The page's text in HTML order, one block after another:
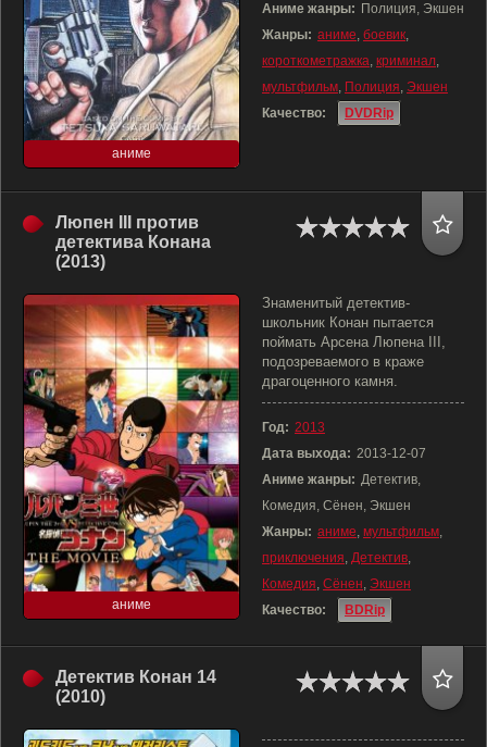
аниме
Аниме жанры: Полиция, Экшен
Жанры: аниме, боевик,
короткометражка, криминал,
мультфильм, Полиция, Экшен
Качество:
DVDRip
Люпен III против
детектива Конана
(2013)
аниме
Знаменитый детектив-
школьник Конан пытается
поймать Арсена Люпена III,
подозреваемого в краже
драгоценного камня.
Год: 2013
Дата выхода: 2013-12-07
Аниме жанры: Детектив,
Комедия, Сёнен, Экшен
Жанры: аниме, мультфильм,
приключения, Детектив,
Комедия, Сёнен, Экшен
Качество:
BDRip
Детектив Конан 14
(2010)